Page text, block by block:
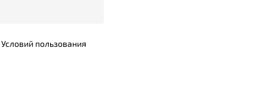
Условий пользования